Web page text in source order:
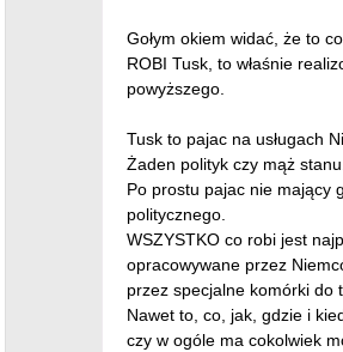
Gołym okiem widać, że to
ROBI Tusk, to właśnie
powyższego.
Tusk to pajac na usługach
Żaden polityk czy mąż
Po prostu pajac nie mający
politycznego.
WSZYSTKO co robi jest
opracowywane przez
przez specjalne komórki do
Nawet to, co, jak, gdzie i
czy w ogóle ma cokolwiek